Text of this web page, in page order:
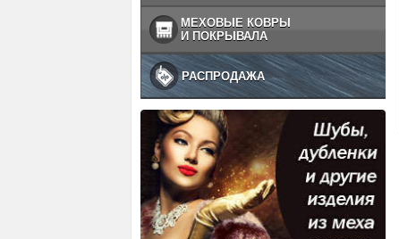
МЕХОВЫЕ КОВРЫ
И ПОКРЫВАЛА
РАСПРОДАЖА